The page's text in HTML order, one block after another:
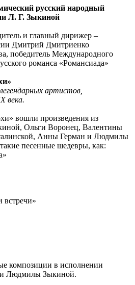
русский народный
Л. Г. Зыкиной
и главный дирижер –
Дмитрий Дмитриенко
победитель Международного
романса «Романсиада»
артистов,
века.
вошли произведения из
Ольги Воронец, Валентины
Анны Герман и Людмилы
песенные шедевры, как:
композиции в исполнении
Людмилы Зыкиной.